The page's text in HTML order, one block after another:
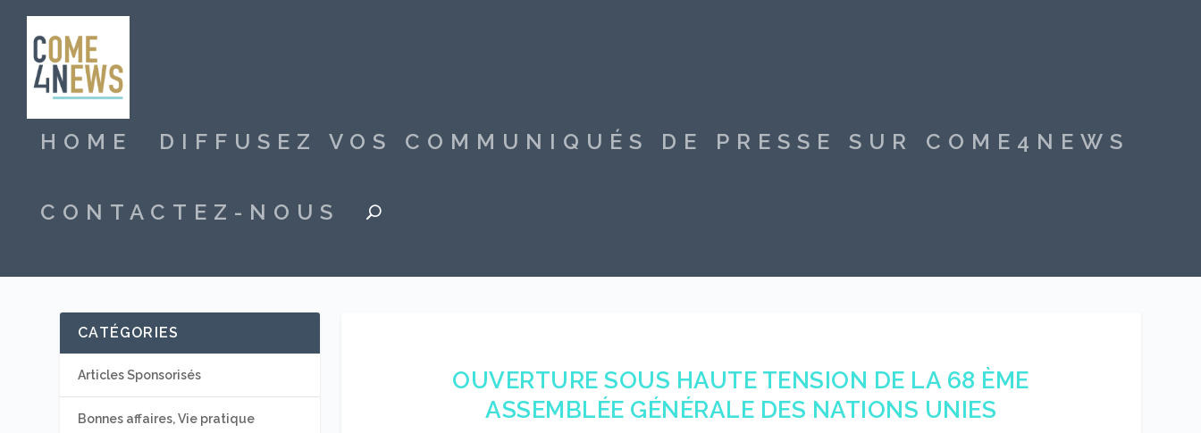
HOME DIFFUSEZ VOS COMMUNIQUÉS DE PRESSE SUR COME4NEWS
CONTACTEZ-NOUS
OUVERTURE SOUS HAUTE TENSION DE LA 68 ÈME
ASSEMBLÉE GÉNÉRALE DES NATIONS UNIES
CATÉGORIES
Articles Sponsorisés
Bonnes affaires, Vie pratique